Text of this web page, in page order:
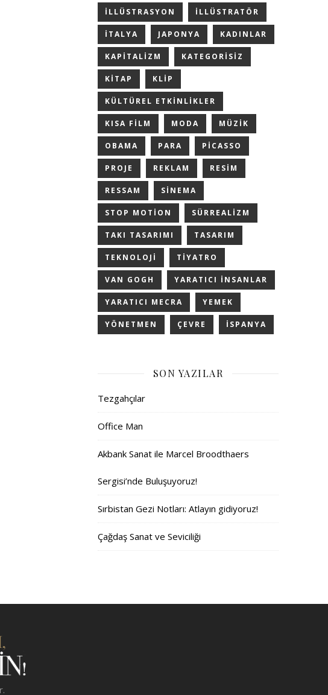
ILLÜSTRASYON ILLÜSTRATÖR
ITALYA JAPONYA KADINLAR
KAPITALIZM KATEGORISIZ
KITAP KLIP
KÜLTÜREL ETKINLIKLER
KISA FILM MODA MÜZIK
OBAMA PARA PICASSO
PROJE REKLAM RESIM
RESSAM SINEMA
STOP MOTION SÜRREALIZM
TAKI TASARIMI TASARIM
TEKNOLOJI TIYATRO
VAN GOGH YARATICI INSANLAR
YARATICI MECRA YEMEK
YÖNETMEN ÇEVRE İSPANYA
SON YAZILAR
Tezgahçılar
Office Man
Akbank Sanat ile Marcel Broodthaers
Sergisi’nde Buluşuyoruz!
Sırbistan Gezi Notları: Atlayın gidiyoruz!
Çağdaş Sanat ve Seviciliği